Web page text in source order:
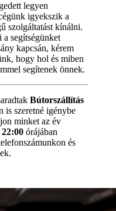
legyen
igyekszik a
szolgáltatást kínálni.
segítségünket
kapcsán, kérem
hogy hol és miben
segítenek önnek.
Bútorszállítás
is szeretné igénybe
minket az év
órájában
és